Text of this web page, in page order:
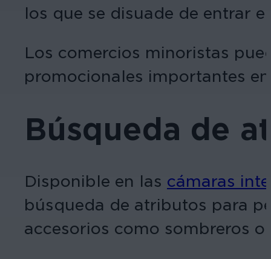
los que se disuade de entrar
Los comercios minoristas
promocionales importantes
Búsqueda de
Disponible en las cámaras
búsqueda de atributos para
accesorios como sombreros o